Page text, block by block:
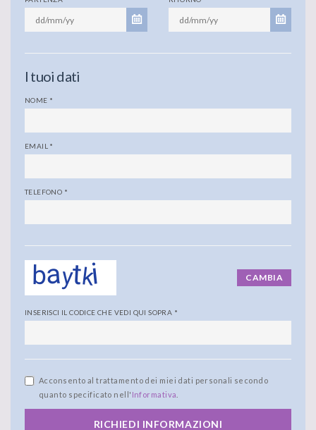
I tuoi dati
NOME *
EMAIL *
TELEFONO *
CAMBIA
INSERISCI IL CODICE CHE VEDI QUI SOPRA *
Acconsento al trattamento dei miei dati personali secondo
quanto specificato nell' Informativa
RICHIEDI INFORMAZIONI